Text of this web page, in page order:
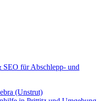
SEO für Abschlepp- und
(Unstrut)